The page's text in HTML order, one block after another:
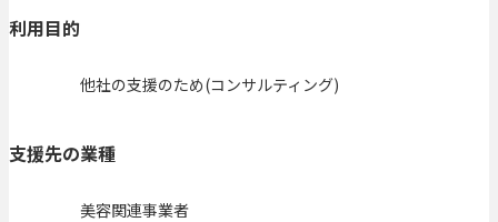
利用目的
他社の支援のため(コンサルティング)
支援先の業種
美容関連事業者